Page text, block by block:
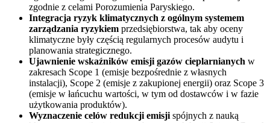
zgodnie z celami Porozumienia Paryskiego.
Integracja ryzyk klimatycznych z ogólnym systemem
zarządzania ryzykiem przedsiębiorstwa, tak aby oceny
klimatyczne były częścią regularnych procesów audytu i
planowania strategicznego.
Ujawnienie wskaźników emisji gazów cieplarnianych w
zakresach Scope 1 (emisje bezpośrednie z własnych
instalacji), Scope 2 (emisje z zakupionej energii) oraz Scope 3
(emisje w łańcuchu wartości, w tym od dostawców i w fazie
użytkowania produktów).
Wyznaczenie celów redukcji emisji spójnych z nauką